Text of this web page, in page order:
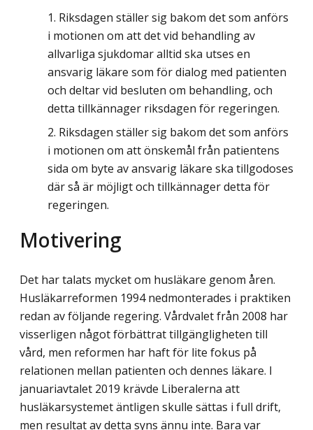
Riksdagen ställer sig bakom det som anförs
i motionen om att det vid behandling av
allvarliga sjukdomar alltid ska utses en
ansvarig läkare som för dialog med patienten
och deltar vid besluten om behandling, och
detta tillkännager riksdagen för regeringen.
Riksdagen ställer sig bakom det som anförs
i motionen om att önskemål från patientens
sida om byte av ansvarig läkare ska tillgodoses
där så är möjligt och tillkännager detta för
regeringen.
Motivering
Det har talats mycket om husläkare genom åren.
Husläkarreformen 1994 nedmonterades i praktiken
redan av följande regering. Vårdvalet från 2008 har
visserligen något förbättrat tillgängligheten till
vård, men reformen har haft för lite fokus på
relationen mellan patienten och dennes läkare. I
januariavtalet 2019 krävde Liberalerna att
husläkarsystemet äntligen skulle sättas i full drift,
men resultat av detta syns ännu inte. Bara var